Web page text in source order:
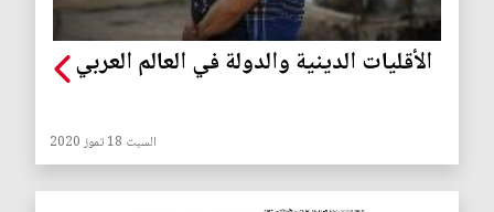
الأقليات الدينية والدولة في العالم العربي
السبت 18 تموز 2020